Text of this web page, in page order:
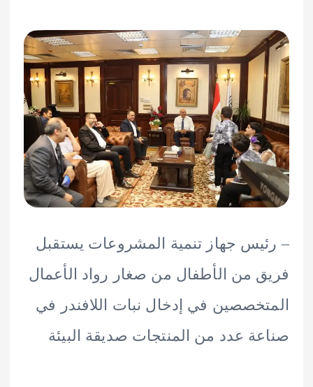
جهاز تنمية المشروعات يستقبل
من الأطفال من صغار رواد الأعمال
في إدخال نبات اللافندر في
عدد من المنتجات صديقة البيئة